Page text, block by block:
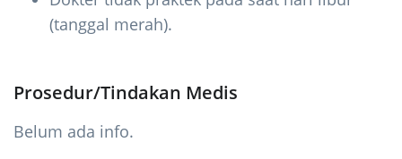
(tanggal merah).
Prosedur/Tindakan Medis
Belum ada info.